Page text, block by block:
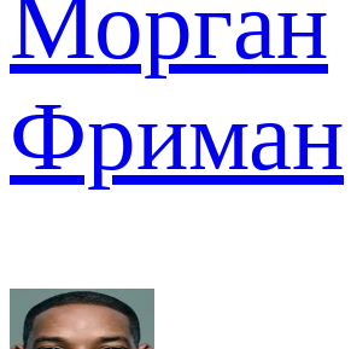
Морган
Фриман